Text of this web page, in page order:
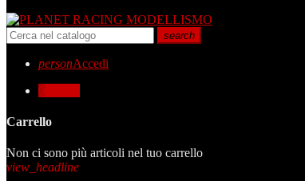
search
personAccedi
0
Carrello
Non ci sono più articoli nel tuo carrello
view_headline